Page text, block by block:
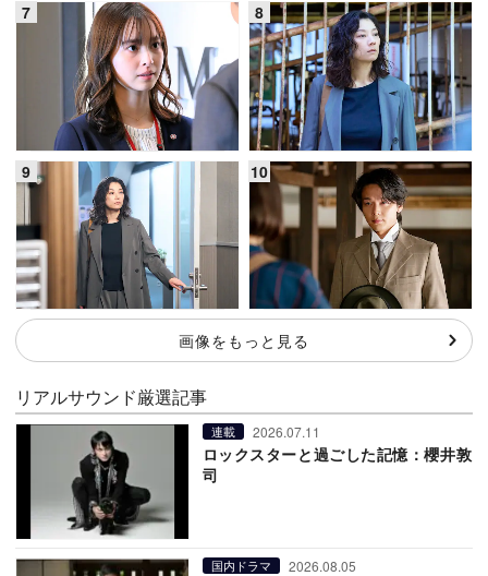
画像をもっと見る
リアルサウンド厳選記事
連載 2026.07.11
ロックスターと過ごした記憶：櫻井敦
司
国内ドラマ 2026.08.05